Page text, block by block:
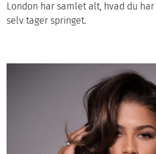
London har samlet alt, hvad du
selv tager springet.